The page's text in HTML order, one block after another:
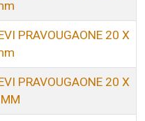
PRAVOUGAONE 20 X
PRAVOUGAONE 20 X